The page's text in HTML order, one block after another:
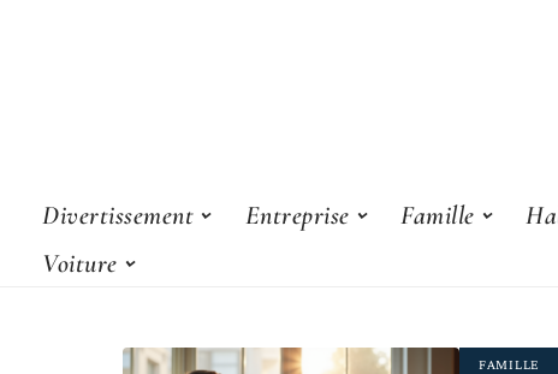
Divertissement Entreprise Famille
Voiture
FAMILLE